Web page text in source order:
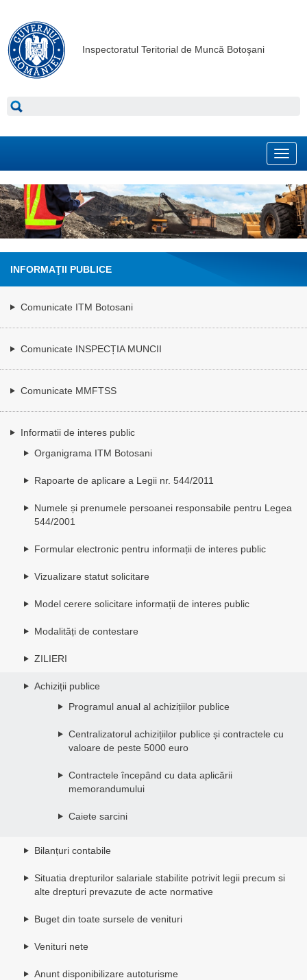
Inspectoratul Teritorial de Muncă Botoşani
INFORMAŢII PUBLICE
Comunicate ITM Botosani
Comunicate INSPECȚIA MUNCII
Comunicate MMFTSS
Informatii de interes public
Organigrama ITM Botosani
Rapoarte de aplicare a Legii nr. 544/2011
Numele și prenumele persoanei responsabile pentru Legea
544/2001
Formular electronic pentru informații de interes public
Vizualizare statut solicitare
Model cerere solicitare informații de interes public
Modalități de contestare
ZILIERI
Achiziții publice
Programul anual al achizițiilor publice
Centralizatorul achizițiilor publice și contractele cu
valoare de peste 5000 euro
Contractele începând cu data aplicării
memorandumului
Caiete sarcini
Bilanțuri contabile
Situatia drepturilor salariale stabilite potrivit legii precum si
alte drepturi prevazute de acte normative
Buget din toate sursele de venituri
Venituri nete
Anunt disponibilizare autoturisme